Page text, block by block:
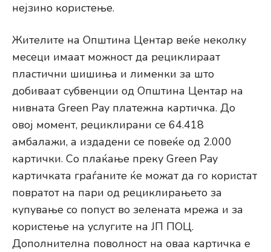
нејзино користење.
Жителите на Општина Центар веќе неколку
месеци имаат можност да рециклираат
пластични шишиња и лименки за што
добиваат субвенции од Општина Центар на
нивната Green Pay платежна картичка. До
овој момент, рециклирани се 64.418
амбалажи, а издадени се повеќе од 2.000
картички. Со плаќање преку Green Pay
картичката граѓаните ќе можат да го користат
повратот на пари од рециклирањето за
купување со попуст во зелената мрежа и за
користење на услугите на ЈП ПОЦ.
Дополнителна поволност на оваа картичка е